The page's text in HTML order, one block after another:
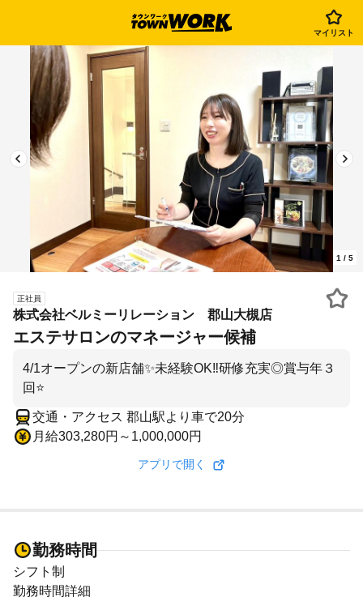
マイリスト
1 / 5
正社員
株式会社ベルミーリレーション 郡山大槻店
エステサロンのマネージャー候補
4/1オープンの新店舗✨未経験OK‼研修充実◎賞与年３
回⭐
交通・アクセス 郡山駅より車で20分
月給303,280円～1,000,000円
アプリで開く
勤務時間
シフト制
勤務時間詳細